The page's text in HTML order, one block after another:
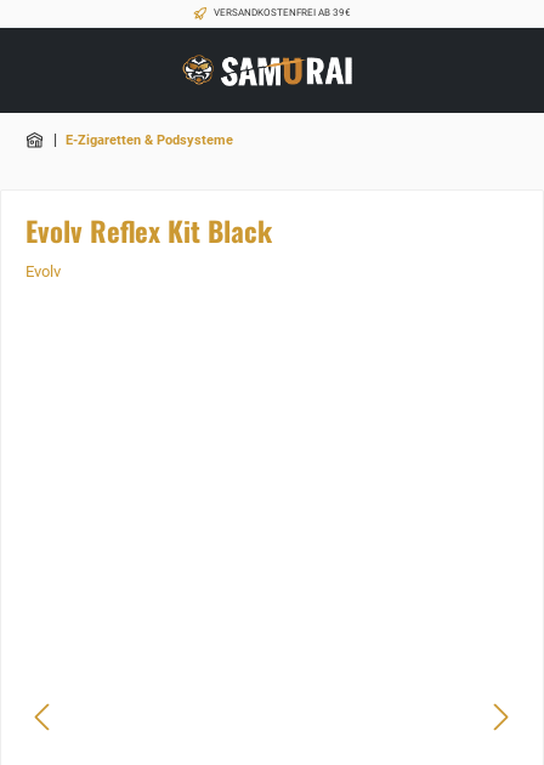
VERSANDKOSTENFREI AB 39€
| E-Zigaretten & Podsysteme
Evolv Reflex Kit Black
Evolv